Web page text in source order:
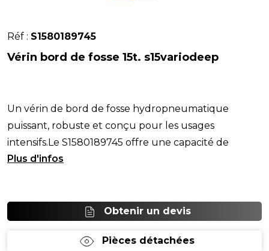
Réf : S1580189745
Vérin bord de fosse 15t. s15variodeep
Un vérin de bord de fosse hydropneumatique
puissant, robuste et conçu pour les usages
intensifs.Le S1580189745 offre une capacité de
levage de 1
Obtenir un devis
Pièces détachées